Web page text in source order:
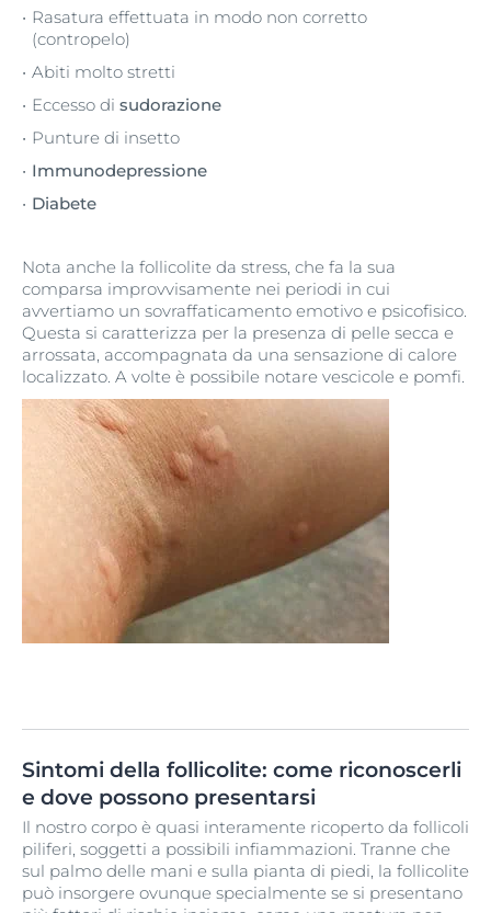
Rasatura effettuata in modo non corretto
(contropelo)
Abiti molto stretti
Eccesso di sudorazione
Punture di insetto
Immunodepressione
Diabete
Nota anche la follicolite da stress, che fa la sua
comparsa improvvisamente nei periodi in cui
avvertiamo un sovraffaticamento emotivo e psicofisico.
Questa si caratterizza per la presenza di pelle secca e
arrossata, accompagnata da una sensazione di calore
localizzato. A volte è possibile notare vescicole e pomfi.
Sintomi della follicolite: come riconoscerli
e dove possono presentarsi
Il nostro corpo è quasi interamente ricoperto da follicoli
piliferi, soggetti a possibili infiammazioni. Tranne che
sul palmo delle mani e sulla pianta di piedi, la follicolite
può insorgere ovunque specialmente se si presentano